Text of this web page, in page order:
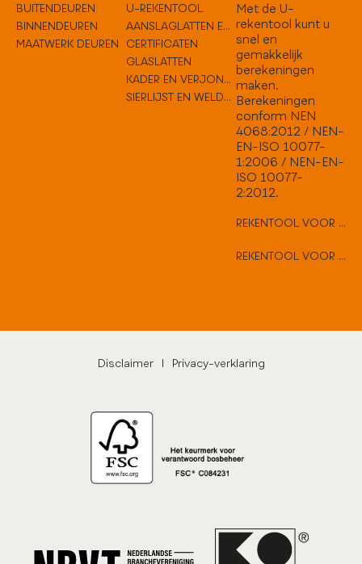
BUITENDEUREN
BINNENDEUREN
MAATWERK DEUREN
U-REKENTOOL
AANSLAGLATTEN EN TUSSENOPLOSSINGEN
CERTIFICATEN
GLASLATTEN
KADER EN VERJONGEN
SIERLIJST EN WELDORPELS
Met de U-
rekentool kunt u
snel en
gemakkelijk
berekeningen
maken.
Berekeningen
conform NEN
4068:2012 / NEN-
EN-ISO 10077-
1:2006 / NEN-EN-
ISO 10077-
2:2012.
REKENTOOL VOOR VLAKKE DEUREN
REKENTOOL VOOR HARD HOUTEN DEUREN
Disclaimer | Privacy-verklaring